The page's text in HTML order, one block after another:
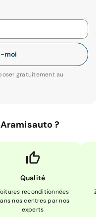
moi
gratuitement au
?
Qualité
reconditionnées
nos centres par nos
experts